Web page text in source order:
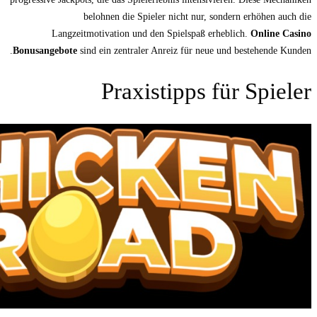
belohnen die Spieler nicht
Langzeitmotivation und den
Bonusangebotesind ein zentraler Anreiz für